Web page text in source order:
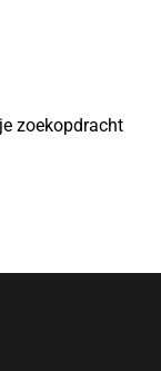
zoekopdracht